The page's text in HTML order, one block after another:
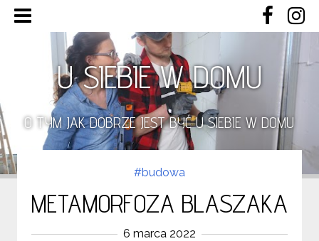
U SIEBIE W DOMU
O TYM JAK DOBRZE JEST BYĆ U SIEBIE W DOMU
#budowa
METAMORFOZA BLASZAKA
6 marca 2022